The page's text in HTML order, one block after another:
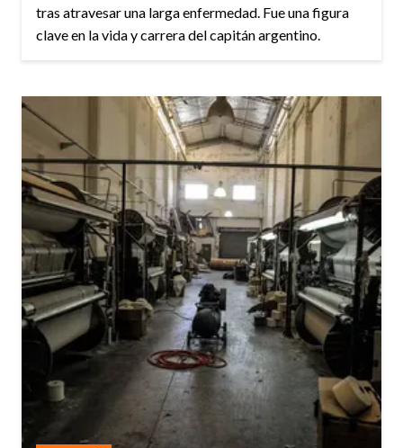
tras atravesar una larga enfermedad. Fue una figura
clave en la vida y carrera del capitán argentino.